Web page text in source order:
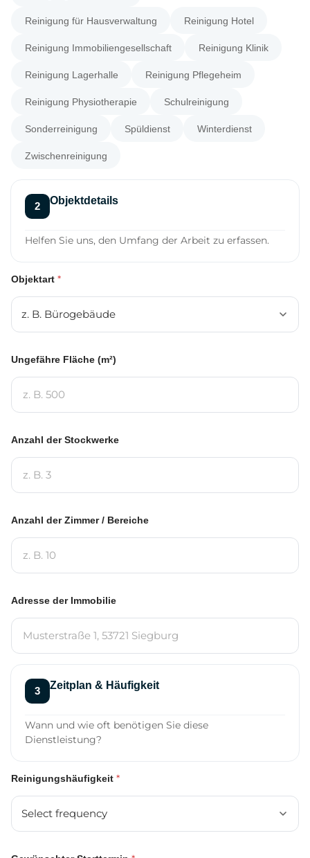
Reinigung für Hausverwaltung Reinigung Hotel
Reinigung Immobiliengesellschaft Reinigung Klinik
Reinigung Lagerhalle Reinigung Pflegeheim
Reinigung Physiotherapie Schulreinigung
Sonderreinigung Spüldienst Winterdienst
Zwischenreinigung
Objektdetails
Helfen Sie uns, den Umfang der Arbeit zu erfassen.
Objektart *
Ungefähre Fläche (m²)
Anzahl der Stockwerke
Anzahl der Zimmer / Bereiche
Adresse der Immobilie
Zeitplan & Häufigkeit
Wann und wie oft benötigen Sie diese
Dienstleistung?
Reinigungshäufigkeit *